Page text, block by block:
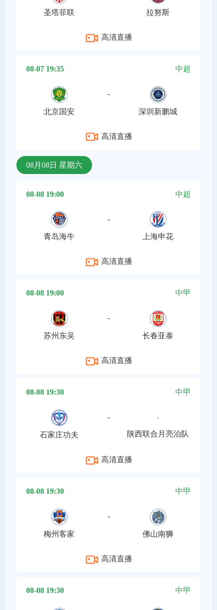
圣塔菲联 拉努斯
高清直播
08-07 19:35 中超
北京国安
-
深圳新鹏城
高清直播
08月08日 星期六
08-08 19:00 中超
青岛海牛
-
上海申花
高清直播
08-08 19:00 中甲
苏州东吴
-
长春亚泰
高清直播
08-08 19:30 中甲
石家庄功夫
-
陕西联合月亮泊队
高清直播
08-08 19:30 中甲
梅州客家
-
佛山南狮
高清直播
08-08 19:30 中甲